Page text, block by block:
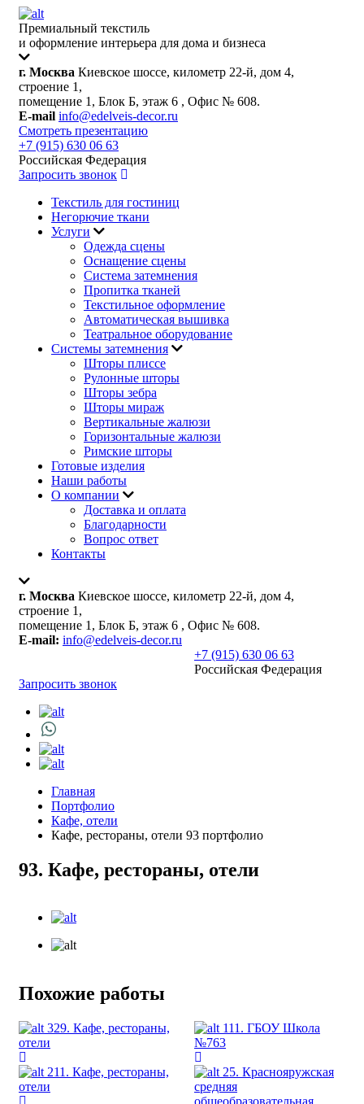
Премиальный текстиль
и оформление интерьера для дома и бизнеса
г. Москва Киевское шоссе, километр 22-й, дом 4,
строение 1,
помещение 1, Блок Б, этаж 6 , Офис № 608.
E-mail info@edelveis-decor.ru
Смотреть презентацию
+7 (915) 630 06 63
Российская Федерация
Запросить звонок
Текстиль для гостиниц
Негорючие ткани
Услуги
Одежда сцены
Оснащение сцены
Система затемнения
Пропитка тканей
Текстильное оформление
Автоматическая вышивка
Театральное оборудование
Системы затемнения
Шторы плиссе
Рулонные шторы
Шторы зебра
Шторы мираж
Вертикальные жалюзи
Горизонтальные жалюзи
Римские шторы
Готовые изделия
Наши работы
О компании
Доставка и оплата
Благодарности
Вопрос ответ
Контакты
г. Москва Киевское шоссе, километр 22-й, дом 4,
строение 1,
помещение 1, Блок Б, этаж 6 , Офис № 608.
E-mail: info@edelveis-decor.ru
+7 (915) 630 06 63
Российская Федерация
Запросить звонок
Главная
Портфолио
Кафе, отели
Кафе, рестораны, отели 93 портфолио
93. Кафе, рестораны, отели
Похожие работы
329. Кафе, рестораны,
отели
111. ГБОУ Школа
№763
211. Кафе, рестораны,
отели
25. Краснояружская
средняя
общеобразовательная